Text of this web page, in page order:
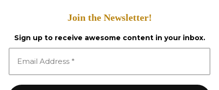
Join the Newsletter!
Sign up to receive awesome content in your inbox.